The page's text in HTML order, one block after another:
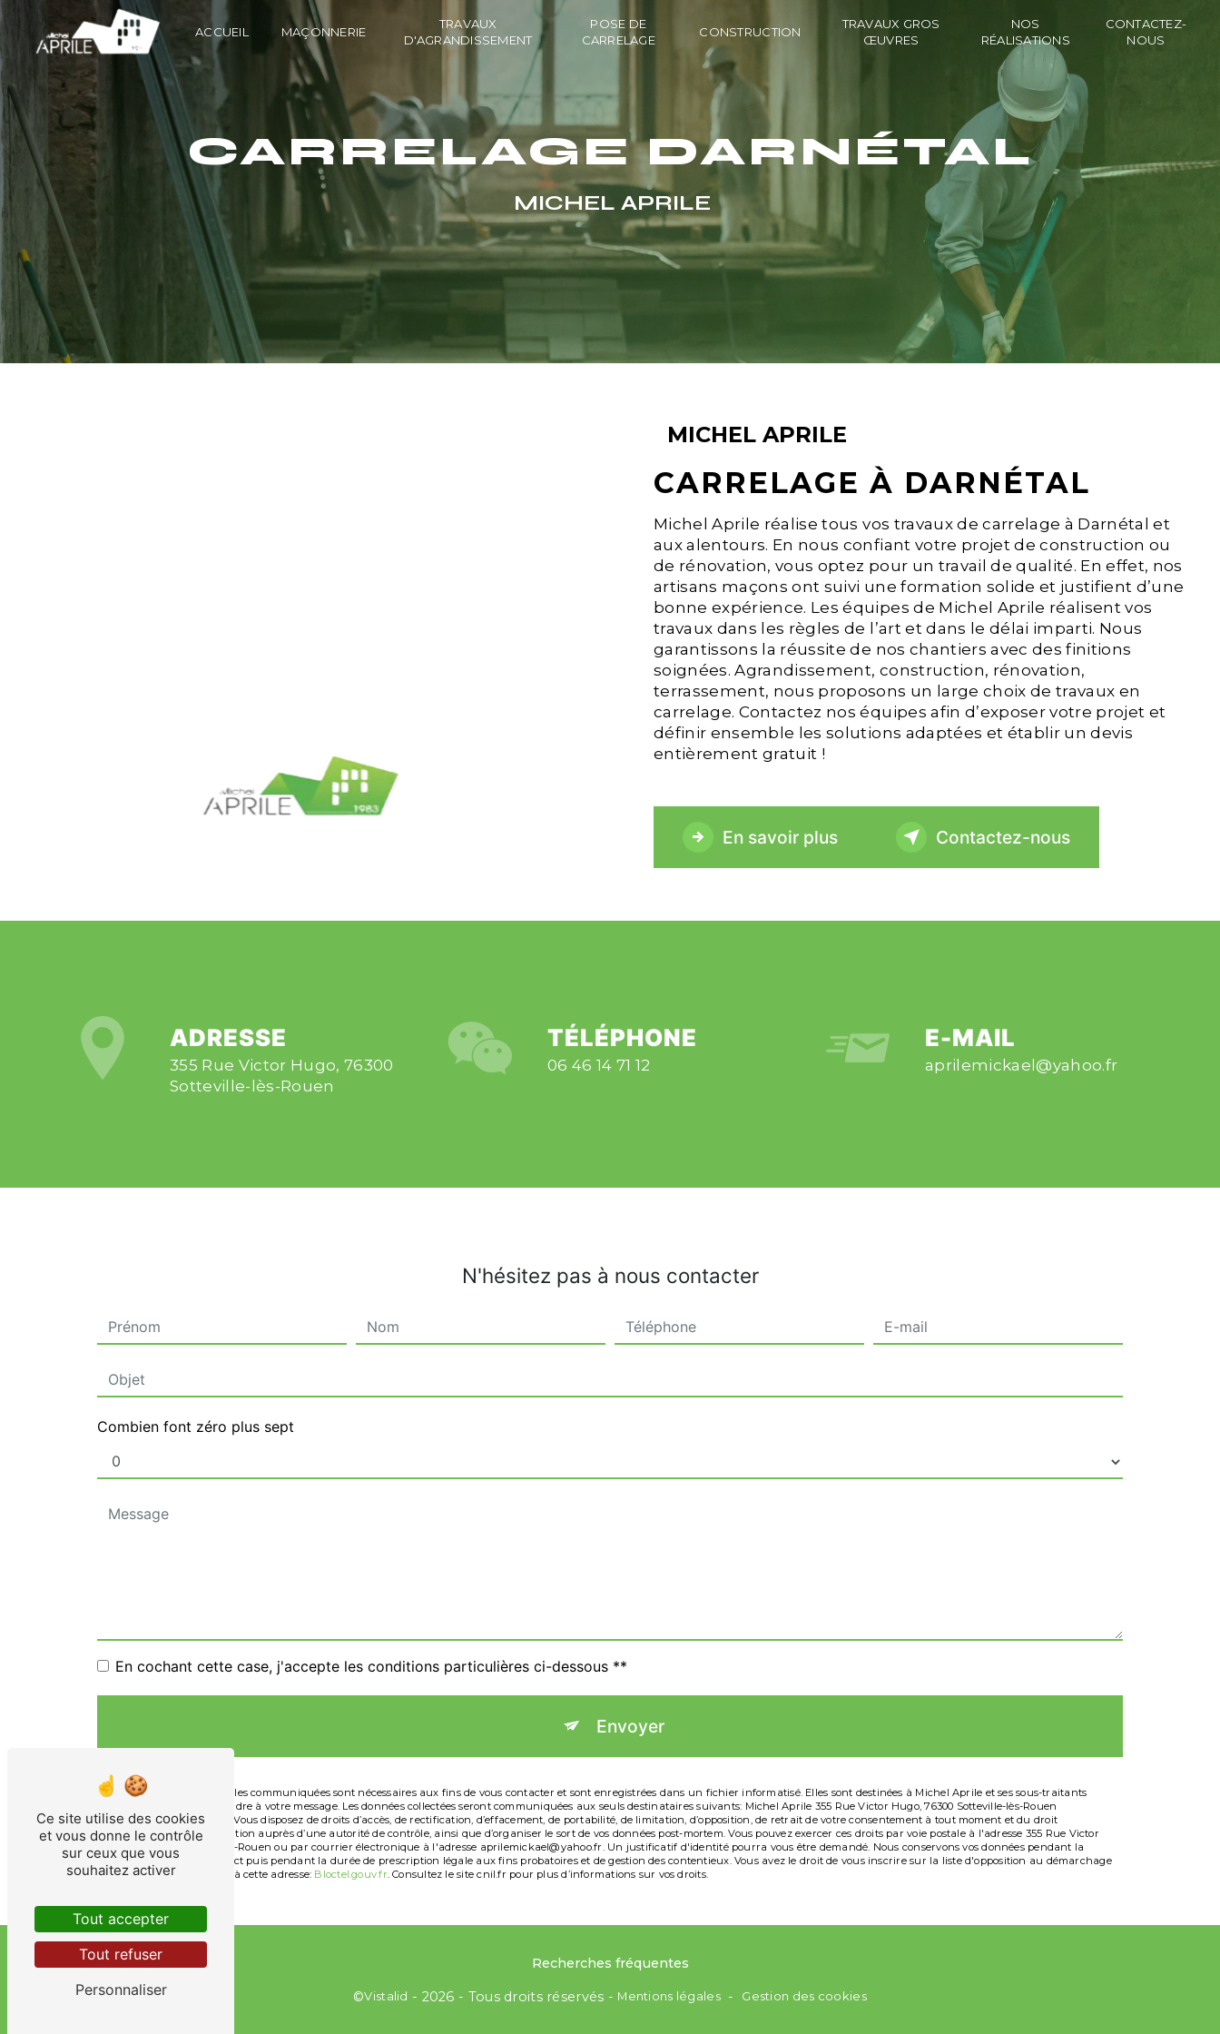
ACCUEIL MAÇONNERIE
TRAVAUX
D'AGRANDISSEMENT
POSE DE
CARRELAGE
CONSTRUCTION
TRAVAUX GROS
ŒUVRES
NOS
RÉALISATIONS
CONTACTEZ-
NOUS
CARRELAGE DARNÉTAL
MICHEL APRILE
MICHEL APRILE
CARRELAGE À DARNÉTAL
Michel Aprile réalise tous vos travaux de carrelage à Darnétal et
aux alentours. En nous confiant votre projet de construction ou
de rénovation, vous optez pour un travail de qualité. En effet, nos
artisans maçons ont suivi une formation solide et justifient d’une
bonne expérience. Les équipes de Michel Aprile réalisent vos
travaux dans les règles de l’art et dans le délai imparti. Nous
garantissons la réussite de nos chantiers avec des finitions
soignées. Agrandissement, construction, rénovation,
terrassement, nous proposons un large choix de travaux en
carrelage. Contactez nos équipes afin d’exposer votre projet et
définir ensemble les solutions adaptées et établir un devis
entièrement gratuit !
En savoir plus Contactez-nous
ADRESSE
355 Rue Victor Hugo, 76300
Sotteville-lès-Rouen
TÉLÉPHONE
06 46 14 71 12
E-MAIL
aprilemickael@yahoo.fr
N'hésitez pas à nous contacter
Combien font zéro plus sept
En cochant cette case, j'accepte les conditions particulières ci-dessous **
Envoyer
** Les données personnelles communiquées sont nécessaires aux fins de vous contacter et sont enregistrées dans un fichier informatisé. Elles sont destinées à Michel Aprile et ses sous-traitants
dans le seul but de répondre à votre message. Les données collectées seront communiquées aux seuls destinataires suivants: Michel Aprile 355 Rue Victor Hugo, 76300 Sotteville-lès-Rouen
aprilemickael@yahoo.fr. Vous disposez de droits d’accès, de rectification, d’effacement, de portabilité, de limitation, d’opposition, de retrait de votre consentement à tout moment et du droit
d’introduire une réclamation auprès d’une autorité de contrôle, ainsi que d’organiser le sort de vos données post-mortem. Vous pouvez exercer ces droits par voie postale à l'adresse 355 Rue Victor
Hugo, 76300 Sotteville-lès-Rouen ou par courrier électronique à l'adresse aprilemickael@yahoo.fr. Un justificatif d'identité pourra vous être demandé. Nous conservons vos données pendant la
période de prise de contact puis pendant la durée de prescription légale aux fins probatoires et de gestion des contentieux. Vous avez le droit de vous inscrire sur la liste d'opposition au démarchage
téléphonique, disponible à cette adresse: Bloctel.gouv.fr. Consultez le site cnil.fr pour plus d’informations sur vos droits.
Recherches fréquentes
©Vistalid - 2026 - Tous droits réservés - Mentions légales- Gestion des cookies
Panneau de gestion des cookies
Ce site utilise des cookies
et vous donne le contrôle
sur ceux que vous
souhaitez activer
Tout accepter
Tout refuser
Personnaliser